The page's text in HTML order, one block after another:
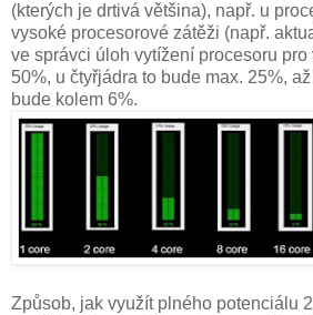
(kterých je drtivá většina), např. u
vysoké procesorové zátěži (např.
ve správci úloh vytížení procesoru
50%, u čtyřjádra to bude max. 25%,
bude kolem 6%.
Způsob, jak využít plného potenciálu